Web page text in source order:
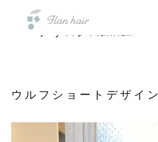
院・半個室オーガニック
ヘアサロンFlanhair
ウルフショートデザイン